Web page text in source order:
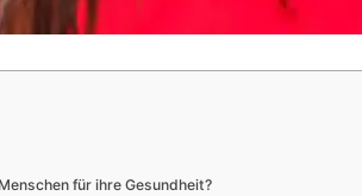
für ihre Gesundheit?